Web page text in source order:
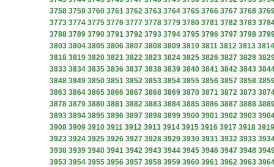
3758 3759 3760 3761 3762 3763 3764 3765 3766 3767 3768
3773 3774 3775 3776 3777 3778 3779 3780 3781 3782 3783
3788 3789 3790 3791 3792 3793 3794 3795 3796 3797 3798
3803 3804 3805 3806 3807 3808 3809 3810 3811 3812 3813 3814
3818 3819 3820 3821 3822 3823 3824 3825 3826 3827 3828
3833 3834 3835 3836 3837 3838 3839 3840 3841 3842 3843
3848 3849 3850 3851 3852 3853 3854 3855 3856 3857 3858
3863 3864 3865 3866 3867 3868 3869 3870 3871 3872 3873
3878 3879 3880 3881 3882 3883 3884 3885 3886 3887 3888
3893 3894 3895 3896 3897 3898 3899 3900 3901 3902 3903
3908 3909 3910 3911 3912 3913 3914 3915 3916 3917 3918 3919
3923 3924 3925 3926 3927 3928 3929 3930 3931 3932 3933
3938 3939 3940 3941 3942 3943 3944 3945 3946 3947 3948
3953 3954 3955 3956 3957 3958 3959 3960 3961 3962 3963